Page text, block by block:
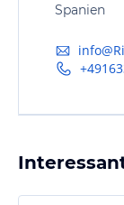
Spanien